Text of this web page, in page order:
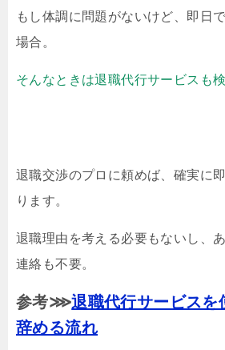
もし体調に問題がないけど、即日
場合。
そんなときは退職代行サービスも
退職交渉のプロに頼めば、確実に
ります。
退職理由を考える必要もないし、
連絡も不要。
参考⋙退職代行サービスを
辞める流れ